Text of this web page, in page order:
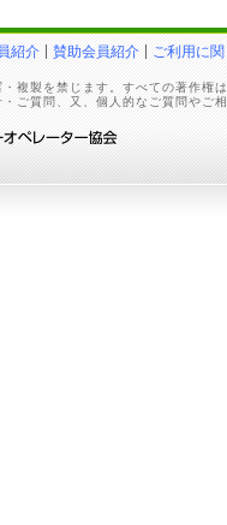
紹介 賛助会員紹介 ご利用に
複製を禁じます。すべての著作権
ご質問、又、個人的なご質問やご